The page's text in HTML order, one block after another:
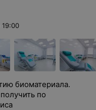
19:00
биоматериала.
по